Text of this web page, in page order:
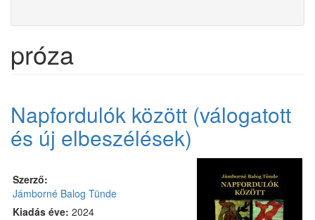
próza
Napfordulók között (válogatott
és új elbeszélések)
Szerző:
Jámborné Balog Tünde
Kiadás éve: 2024